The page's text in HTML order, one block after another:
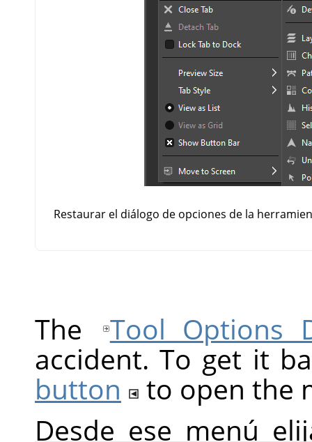
Restaurar el diálogo de opciones de la
The
Tool Options
accident. To get it
button
to open the
Desde ese menú